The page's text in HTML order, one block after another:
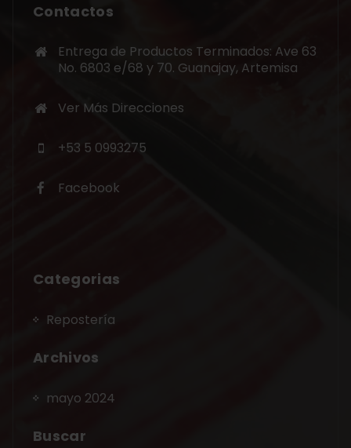
Contactos
Entrega de Productos Terminados: Ave 63
No. 6803 e/68 y 70. Guanajay, Artemisa
Ver Más Direcciones
+53 5 0993275
Facebook
Categorias
Repostería
Archivos
mayo 2024
Buscar